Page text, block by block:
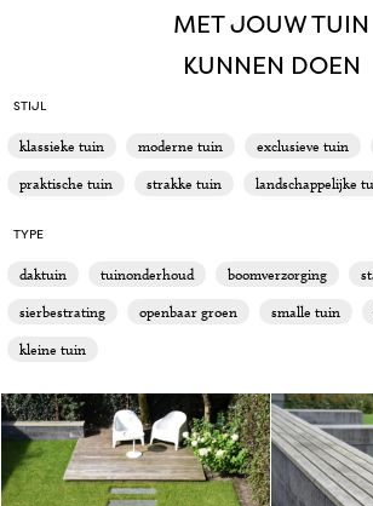
MET JOUW TUIN
KUNNEN DOEN
STIJL
klassieke tuin moderne tuin exclusieve tuin
praktische tuin strakke tuin landschappelijke
TYPE
daktuin tuinonderhoud boomverzorging
sierbestrating openbaar groen smalle tuin
kleine tuin